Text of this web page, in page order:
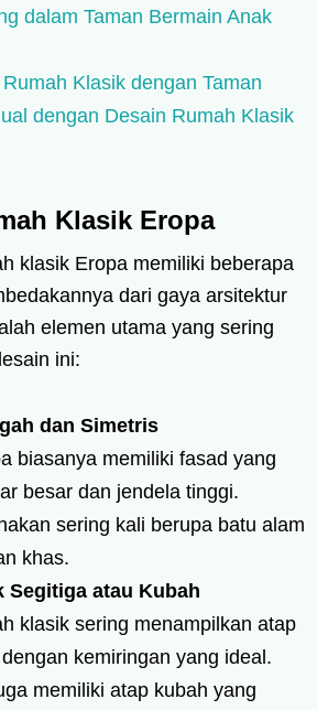
dalam Taman Bermain Anak
Klasik dengan Taman
dengan Desain Rumah Klasik
Klasik Eropa
klasik Eropa memiliki beberapa
dari gaya arsitektur
elemen utama yang sering
ini:
dan Simetris
biasanya memiliki fasad yang
besar dan jendela tinggi.
sering kali berupa batu alam
khas.
Segitiga atau Kubah
klasik sering menampilkan atap
kemiringan yang ideal.
memiliki atap kubah yang